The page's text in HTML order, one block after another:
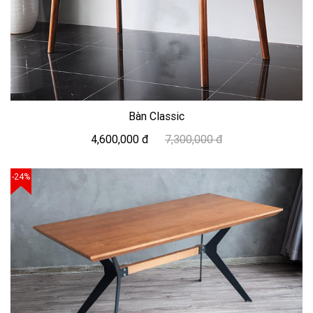
Bàn Classic
4,600,000 đ
7,300,000 đ
-24%